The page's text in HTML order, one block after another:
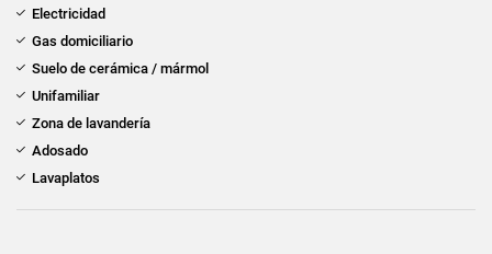
Electricidad
Gas domiciliario
Suelo de cerámica / mármol
Unifamiliar
Zona de lavandería
Adosado
Lavaplatos